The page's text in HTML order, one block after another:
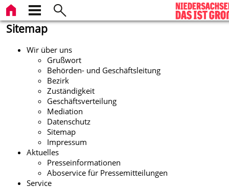
Sitemap
Wir über uns
Grußwort
Behörden- und Geschäftsleitung
Bezirk
Zuständigkeit
Geschäftsverteilung
Mediation
Datenschutz
Sitemap
Impressum
Aktuelles
Presseinformationen
Aboservice für Pressemitteilungen
Service